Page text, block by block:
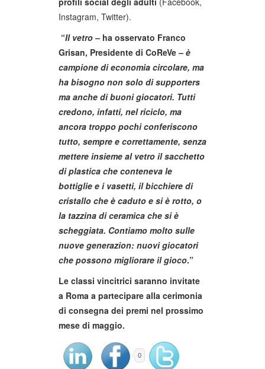
Instagram, Twitter).
“Il vetro – ha osservato Franco
Grisan, Presidente di CoReVe – è
campione di economia circolare, ma
ha bisogno non solo di supporters
ma anche di buoni giocatori. Tutti
credono, infatti, nel riciclo, ma
ancora troppo pochi conferiscono
tutto, sempre e correttamente, senza
mettere insieme al vetro il sacchetto
di plastica che conteneva le
bottiglie e i vasetti, il bicchiere di
cristallo che è caduto e si è rotto, o
la tazzina di ceramica che si è
scheggiata. Contiamo molto sulle
nuove generazion: nuovi giocatori
che possono migliorare il gioco.”
Le classi vincitrici saranno invitate
a Roma a partecipare alla cerimonia
di consegna dei premi nel prossimo
mese di maggio.
0